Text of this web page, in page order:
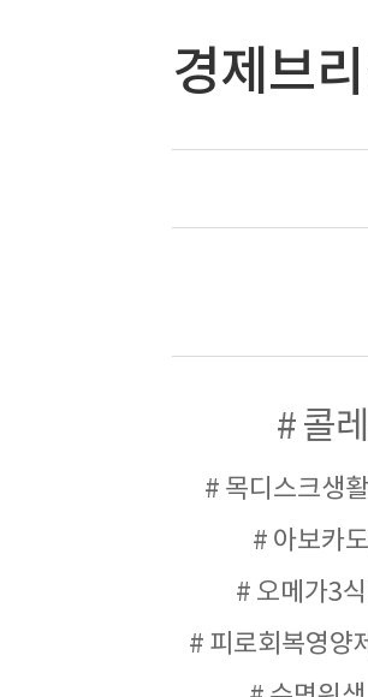
경제브
콜
목디스크생
아보카
오메가3
피로회복영양